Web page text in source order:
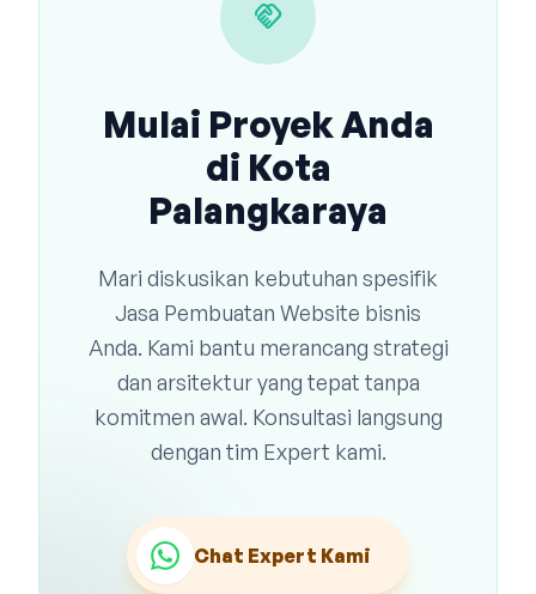
handshake
Mulai Proyek Anda
di Kota
Palangkaraya
Mari diskusikan kebutuhan spesifik
Jasa Pembuatan Website bisnis
Anda. Kami bantu merancang strategi
dan arsitektur yang tepat tanpa
komitmen awal. Konsultasi langsung
dengan tim Expert kami.
Chat Expert Kami